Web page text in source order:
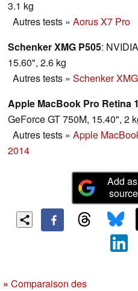
3.1 kg
Autres tests » Aorus X7 Pro
Schenker XMG P505:
15.60", 2.6 kg
Autres tests » Schenker
Apple MacBook Pro Retina
GeForce GT 750M, 15.40", 2
Autres tests » Apple
2014
Add
» Comparaison des